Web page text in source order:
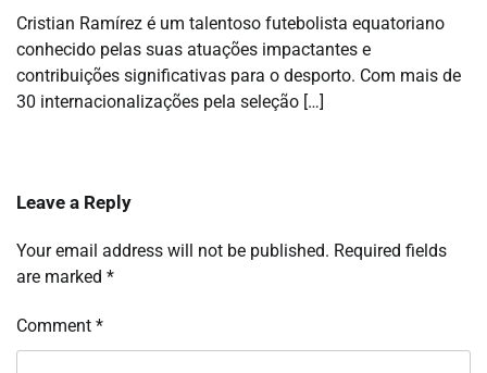
Cristian Ramírez é um talentoso futebolista equatoriano
conhecido pelas suas atuações impactantes e
contribuições significativas para o desporto. Com mais de
30 internacionalizações pela seleção […]
Leave a Reply
Your email address will not be published. Required fields
are marked *
Comment *